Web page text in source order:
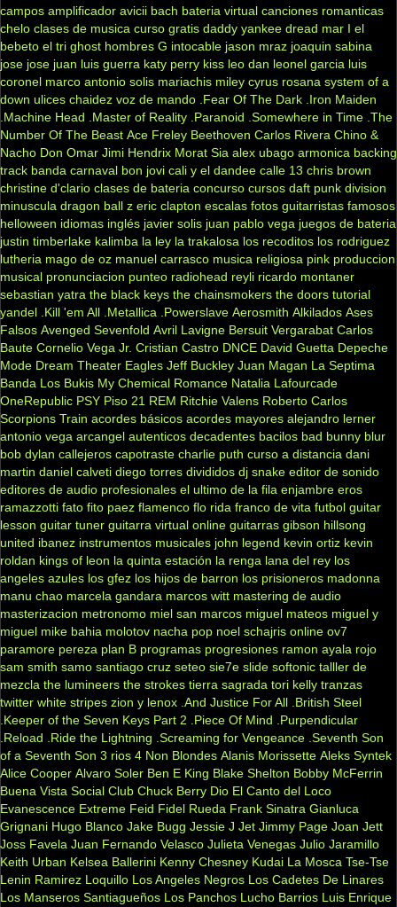
campos amplificador avicii bach bateria virtual canciones romanticas
chelo clases de musica curso gratis daddy yankee dread mar I el
bebeto el tri ghost hombres G intocable jason mraz joaquin sabina
jose jose juan luis guerra katy perry kiss leo dan leonel garcia luis
coronel marco antonio solis mariachis miley cyrus rosana system of a
down ulices chaidez voz de mando .Fear Of The Dark .Iron Maiden
.Machine Head
.Master of Reality .Paranoid .Somewhere in Time .The
Number Of The Beast Ace Freley Beethoven Carlos Rivera Chino &
Nacho Don Omar Jimi Hendrix Morat Sia alex ubago armonica backing
track banda carnaval bon jovi cali y el dandee calle 13 chris brown
christine d'clario clases de bateria concurso cursos daft punk division
minuscula dragon ball z eric clapton escalas fotos guitarristas famosos
helloween idiomas inglés javier solis juan pablo vega juegos de bateria
justin timberlake kalimba la ley la trakalosa los recoditos los rodriguez
lutheria mago de oz manuel carrasco musica religiosa pink produccion
musical pronunciacion punteo radiohead reyli ricardo montaner
sebastian yatra the black keys the chainsmokers the doors tutorial
yandel .Kill 'em All .Metallica .Powerslave Aerosmith Alkilados Ases
Falsos Avenged Sevenfold Avril Lavigne Bersuit Vergarabat Carlos
Baute Cornelio Vega Jr. Cristian Castro DNCE David Guetta Depeche
Mode Dream Theater Eagles Jeff Buckley Juan Magan La Septima
Banda Los Bukis My Chemical Romance Natalia Lafourcade
OneRepublic PSY Piso 21 REM Ritchie Valens Roberto Carlos
Scorpions Train acordes básicos acordes mayores alejandro lerner
antonio vega arcangel autenticos decadentes bacilos bad bunny blur
bob dylan callejeros capotraste charlie puth curso a distancia dani
martin daniel calveti diego torres divididos dj snake editor de sonido
editores de audio profesionales el ultimo de la fila enjambre eros
ramazzotti fato fito paez flamenco flo rida franco de vita futbol guitar
lesson guitar tuner guitarra virtual online guitarras gibson hillsong
united ibanez instrumentos musicales john legend kevin ortiz kevin
roldan kings of leon la quinta estación la renga lana del rey los
angeles azules los gfez los hijos de barron los prisioneros madonna
manu chao marcela gandara marcos witt mastering de audio
masterizacion metronomo miel san marcos miguel mateos miguel y
miguel mike bahia molotov nacha pop noel schajris online ov7
paramore pereza plan B programas progresiones ramon ayala rojo
sam smith samo santiago cruz seteo sie7e slide softonic talller de
mezcla the lumineers the strokes tierra sagrada tori kelly tranzas
twitter white stripes zion y lenox .And Justice For All .British Steel
.Keeper of the Seven Keys Part 2
.Piece Of Mind
.Purpendicular
.Reload
.Ride the Lightning .Screaming for Vengeance .Seventh Son
of a Seventh Son 3 rios 4 Non Blondes Alanis Morissette Aleks Syntek
Alice Cooper Alvaro Soler Ben E King Blake Shelton Bobby McFerrin
Buena Vista Social Club Chuck Berry Dio El Canto del Loco
Evanescence Extreme Feid Fidel Rueda Frank Sinatra Gianluca
Grignani Hugo Blanco Jake Bugg Jessie J Jet Jimmy Page Joan Jett
Joss Favela Juan Fernando Velasco Julieta Venegas Julio Jaramillo
Keith Urban Kelsea Ballerini Kenny Chesney Kudai La Mosca Tse-Tse
Lenin Ramirez Loquillo Los Angeles Negros Los Cadetes De Linares
Los Manseros Santiagueños Los Panchos Lucho Barrios Luis Enrique